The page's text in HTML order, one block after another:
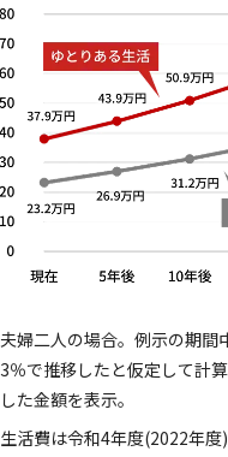
夫婦二人の場合。例示の期間
3％で推移したと仮定して計
した金額を表示。
生活費は令和4年度(2022年